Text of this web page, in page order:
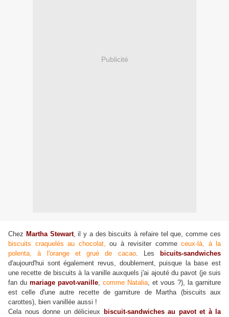
Publicité
Chez Martha Stewart, il y a des biscuits à refaire tel que, comme ces
biscuits craquelés au chocolat, ou à revisiter comme ceux-là, à la
polenta, à l'orange et grué de cacao. Les
bicuits-sandwiches
d'aujourd'hui sont également revus, doublement, puisque la base est
une recette de biscuits à la vanille auxquels j'ai ajouté du pavot (je suis
fan du mariage pavot-vanille, comme Natalia, et vous ?), la garniture
est celle d'une autre recette de garniture de Martha (biscuits aux
carottes), bien vanillée aussi !
Cela nous donne un délicieux
biscuit-sandwiches au pavot et à la